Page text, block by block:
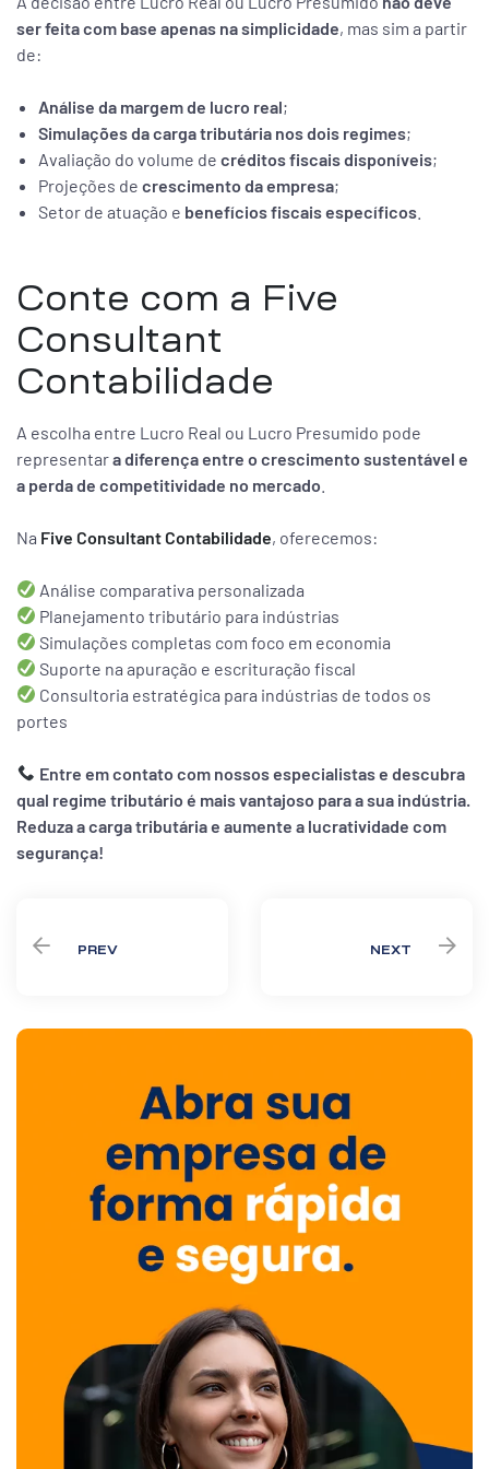
ser feita com base apenas na simplicidade, mas sim a partir
de:
Análise da margem de lucro real;
Simulações da carga tributária nos dois regimes;
Avaliação do volume de créditos fiscais disponíveis;
Projeções de crescimento da empresa;
Setor de atuação e benefícios fiscais específicos
Conte com a Five
Consultant
Contabilidade
A escolha entre Lucro Real ou Lucro Presumido pode
representara diferença entre o crescimento sustentável e
a perda de competitividade no mercado
Na Five Consultant Contabilidade, oferecemos:
Análise comparativa personalizada
Planejamento tributário para indústrias
Simulações completas com foco em economia
Suporte na apuração e escrituração fiscal
Consultoria estratégica para indústrias de todos os
portes
Entre em contato com nossos especialistas e descubra
qual regime tributário é mais vantajoso para a sua indústria.
Reduza a carga tributária e aumente a lucratividade com
segurança!
PREV NEXT